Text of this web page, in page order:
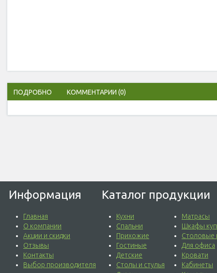
ПОДРОБНО КОММЕНТАРИИ (0)
Информация Каталог продукции
Главная
О компании
Акции и скидки
Отзывы
Контакты
Выбор производителя
Кухни
Спальни
Прихожие
Гостиные
Детские
Столы и стулья
Матрасы
Шкафы
Столовые
Для офиса
Кровати
Кабинеты